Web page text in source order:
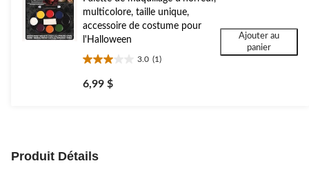
multicolore, taille unique,
accessoire de costume pour
l'Halloween
3.0 (1)
3.0
étoile(s)
sur
6,99 $
Ajouter au
panier
Produit Détails